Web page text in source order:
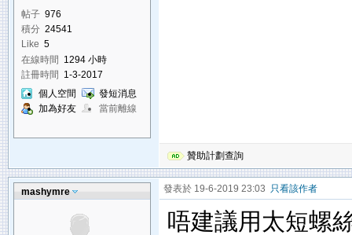
帖子 976
積分 24541
Like 5
在線時間 1294 小時
註冊時間 1-3-2017
個人空間
發短消息
加為好友
當前離線
贊助計劃查詢
mashymre 發表於 19-6-2019 23:03 只看該作者
唔建議用太短螺